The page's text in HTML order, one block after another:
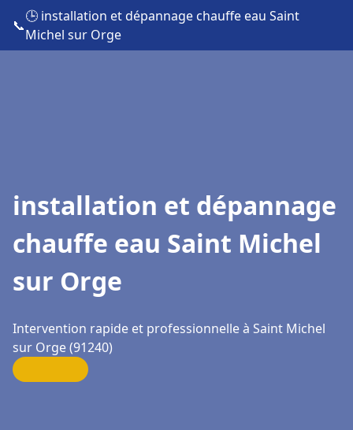
📞
🕒 installation et dépannage chauffe eau Saint
Michel sur Orge
installation et dépannage
chauffe eau Saint Michel
sur Orge
Intervention rapide et professionnelle à Saint Michel
sur Orge (91240)